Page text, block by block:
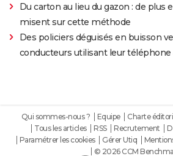
Du carton au lieu du gazon : de plus
misent sur cette méthode
Des policiers déguisés en buisson
conducteurs utilisant leur téléphone
Qui sommes-nous ? Equipe Charte
Tous les articles
RSS Recrutement
Paramétrer les cookies
Gérer Utiq
© 2026 CCM